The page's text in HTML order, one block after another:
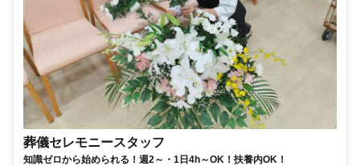
葬儀セレモニースタッフ
知識ゼロから始められる！週2～・1日4h～OK！扶養内OK！